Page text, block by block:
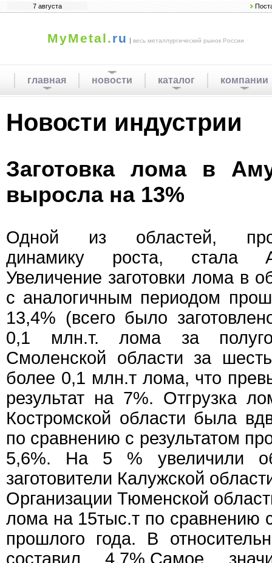
7 августа
MyMetal.ru | весь металлургический рынок России
главная новости каталог компании
Новости индустрии
Заготовка лома в
выросла на 13%
Одной из областей,
динамику роста, стала
Увеличение заготовки лома в
с аналогичным периодом
13,4% (всего было
0,1 млн.т. лома за
Смоленской области за
более 0,1 млн.т лома, что
результат на 7%. Отгрузка
Костромской области была
по сравнению с результатом
5,6%. На 5 % увеличили
заготовители Калужской
Организации Тюменской
лома на 15тыс.т по сравнению
прошлого года. В
составил 4,7%.Самое